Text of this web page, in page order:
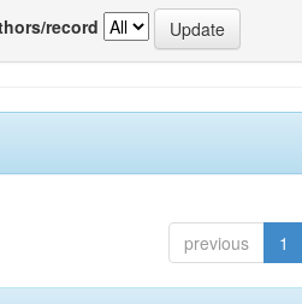
record
previous 1